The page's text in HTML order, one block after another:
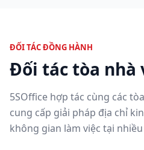
ĐỐI TÁC ĐỒNG HÀNH
Đối tác tòa nhà
5SOffice hợp tác cùng các
cung cấp giải pháp địa chỉ
không gian làm việc tại